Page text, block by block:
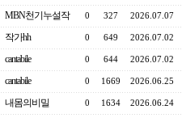
MBN천기누설작 0 327 2026.07.07
작가hh 0 649 2026.07.02
cantabile 0 644 2026.07.02
cantabile 0 1669 2026.06.25
내몸의비밀 0 1634 2026.06.24